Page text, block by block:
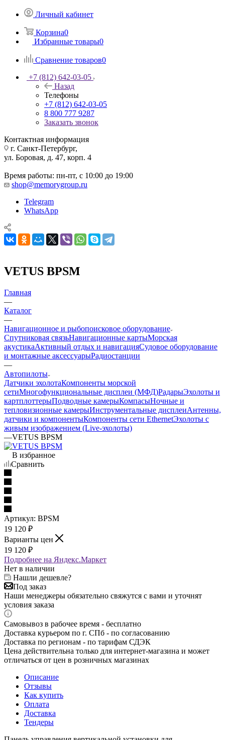
Личный кабинет
Корзина0
Избранные товары0
Сравнение товаров0
+7 (812) 642-03-05
Назад
Телефоны
+7 (812) 642-03-05
8 800 777 9287
Заказать звонок
Контактная информация
г. Санкт-Петербург,
ул. Боровая, д. 47, корп. 4
Время работы: пн-пт, с 10:00 до 19:00
shop@memorygroup.ru
Telegram
WhatsApp
VETUS BPSM
Главная
—
Каталог
—
Навигационное и рыбопоисковое оборудование
Спутниковая связьНавигационные картыМорская
акустикаАктивный отдых и навигацияСудовое оборудование
и монтажные аксессуарыРадиостанции
—
Автопилоты
Датчики эхолотаКомпоненты морской
сетиМногофункциональные дисплеи (МФД)РадарыЭхолоты и
картплоттерыПодводные камерыКомпасыНочные и
тепловизионные камерыИнструментальные дисплеиАнтенны,
датчики и компонентыКомпоненты сети EthernetЭхолоты с
живым изображением (Live-эхолоты)
—VETUS BPSM
В избранное
Сравнить
Артикул: BPSM
19 120 ₽
Варианты цен
19 120 ₽
Подробнее на Яндекс.Маркет
Нет в наличии
Нашли дешевле?
Под заказ
Наши менеджеры обязательно свяжутся с вами и уточнят
условия заказа
Самовывоз в рабочее время - бесплатно
Доставка курьером по г. СПб - по согласованию
Доставка по регионам - по тарифам СДЭК
Цена действительна только для интернет-магазина и может
отличаться от цен в розничных магазинах
Описание
Отзывы
Как купить
Оплата
Доставка
Тендеры